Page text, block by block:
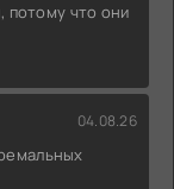
потому что они
04.08.26